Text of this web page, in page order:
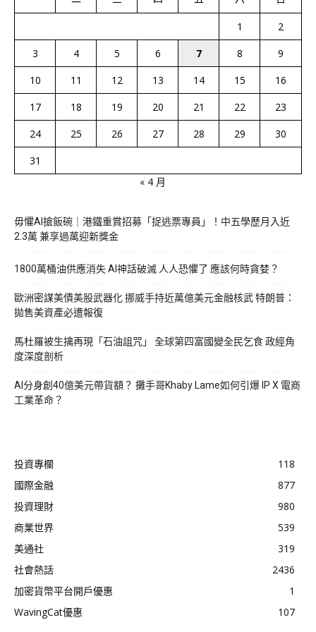
1
2
3
4 5 6 7 8
9
10
11 12 13 14 15
16
17
18 19 20 21 22
23
24
25 26 27 28 29
30
31
« 4 月
毋懼AI搶飯碗｜港鐵重賞招募「捉逃票專員」！中五學歷月入近
2.3萬 兼享過萬迎新獎金
1800萬桶油供應消失 AI神話破滅 人人恐懼了 應該何時貪婪？
歐洲密謀美債美股武器化 挪威手持近萬億美元金融核武 特朗普：
拋售美資產必遭報復
馬杜羅被生擒再現「石油詛咒」 全球第四富國變全民乞食 政經角
度深度剖析
AI分身創40億美元帶貨額？ 攤手哥Khaby Lame如何引爆 IP X 電商
工業革命？
投資專欄
118
國際金融
877
投資理財
980
商業世界
539
美通社
319
社會熱話
2436
加密貨幣平台開戶優惠
1
WavingCat優惠
107